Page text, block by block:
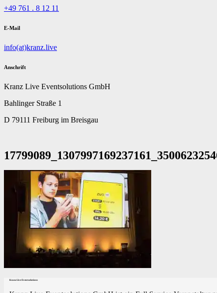
+49 761 . 8 12 11
E-Mail
info(at)kranz.live
Anschrift
Kranz Live Eventsolutions GmbH
Bahlinger Straße 1
D 79111 Freiburg im Breisgau
Kranz Live Eventsolutions